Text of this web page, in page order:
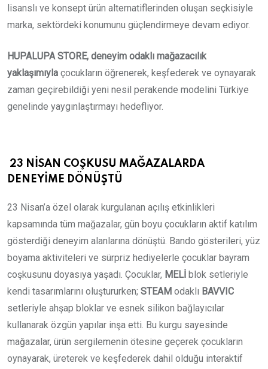
lisanslı ve konsept ürün alternatiflerinden oluşan seçkisiyle
marka, sektördeki konumunu güçlendirmeye devam ediyor.
HUPALUPA STORE, deneyim odaklı mağazacılık
yaklaşımıyla çocukların öğrenerek, keşfederek ve oynayarak
zaman geçirebildiği yeni nesil perakende modelini Türkiye
genelinde yaygınlaştırmayı hedefliyor.
23 NİSAN COŞKUSU MAĞAZALARDA
DENEYİME DÖNÜŞTÜ
23 Nisan’a özel olarak kurgulanan açılış etkinlikleri
kapsamında tüm mağazalar, gün boyu çocukların aktif katılım
gösterdiği deneyim alanlarına dönüştü. Bando gösterileri, yüz
boyama aktiviteleri ve sürpriz hediyelerle çocuklar bayram
coşkusunu doyasıya yaşadı. Çocuklar, MELİ blok setleriyle
kendi tasarımlarını oluştururken; STEAM odaklı BAVVIC
setleriyle ahşap bloklar ve esnek silikon bağlayıcılar
kullanarak özgün yapılar inşa etti. Bu kurgu sayesinde
mağazalar, ürün sergilemenin ötesine geçerek çocukların
oynayarak, üreterek ve keşfederek dahil olduğu interaktif